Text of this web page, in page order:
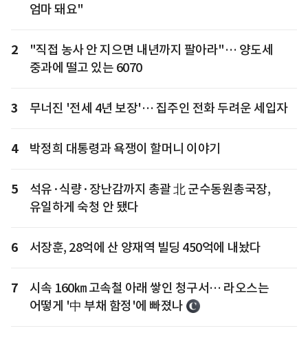
엄마 돼요"
2
"직접 농사 안 지으면 내년까지 팔아라"… 양도세
중과에 떨고 있는 6070
3 무너진 '전세 4년 보장'… 집주인 전화 두려운 세입자
4 박정희 대통령과 욕쟁이 할머니 이야기
5
석유·식량·장난감까지 총괄 北 군수동원총국장,
유일하게 숙청 안 됐다
6 서장훈, 28억에 산 양재역 빌딩 450억에 내놨다
7
시속 160㎞ 고속철 아래 쌓인 청구서… 라오스는
어떻게 '中 부채 함정'에 빠졌나